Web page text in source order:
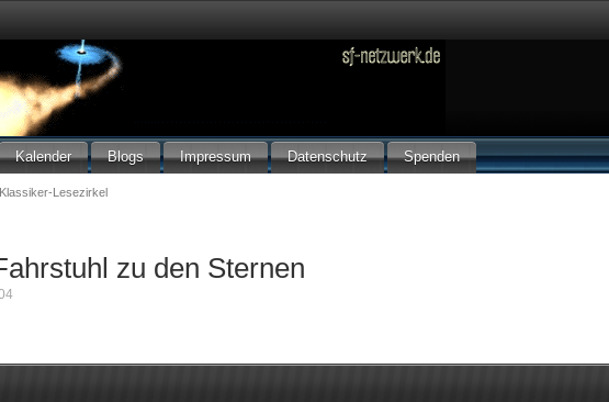
Kalender Blogs Impressum Datenschutz Spenden
Klassiker-Lesezirkel
zu den Sternen